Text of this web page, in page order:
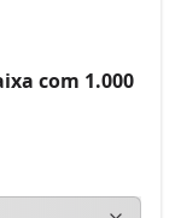
com 1.000